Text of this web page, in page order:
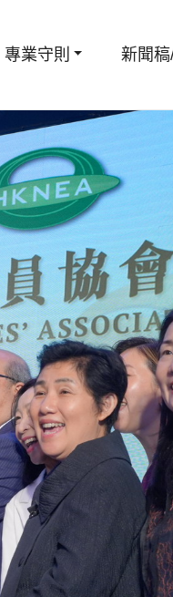
專業守則 新聞